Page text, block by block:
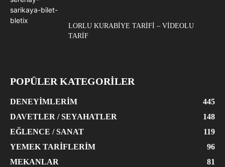
LORLU KURABIYE TARIFI – VIDEOLU
TARIF
POPÜLER KATEGORİLER
DENEYIMLERIM
445
DAVETLER / SEYAHATLER
148
EĞLENCE / SANAT
119
YEMEK TARIFLERIM
96
MEKANLAR
81